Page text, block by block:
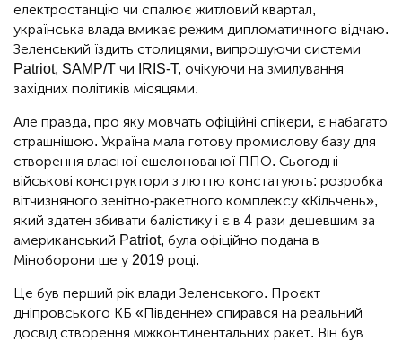
електростанцію чи спалює житловий квартал,
українська влада вмикає режим дипломатичного відчаю.
Зеленський їздить столицями, випрошуючи системи
Patriot, SAMP/T чи IRIS-T, очікуючи на змилування
західних політиків місяцями.
Але правда, про яку мовчать офіційні спікери, є набагато
страшнішою. Україна мала готову промислову базу для
створення власної ешелонованої ППО. Сьогодні
військові конструктори з люттю констатують: розробка
вітчизняного зенітно-ракетного комплексу «Кільчень»,
який здатен збивати балістику і є в 4 рази дешевшим за
американський Patriot, була офіційно подана в
Міноборони ще у 2019 році.
Це був перший рік влади Зеленського. Проєкт
дніпровського КБ «Південне» спирався на реальний
досвід створення міжконтинентальних ракет. Він був